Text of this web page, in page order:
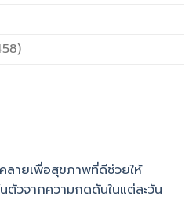
ลายเพื่อสุขภาพที่ดีช่วยให้
วจากความกดดันในแต่ละวัน